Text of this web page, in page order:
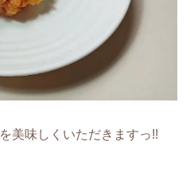
を美味しくいただきますっ!!